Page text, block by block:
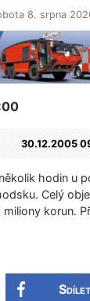
8. srpna
30.12.2005
hodin u
Celý
miliony korun.
Sdílet